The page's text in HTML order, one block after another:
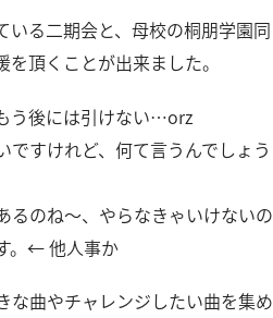
いる二期会と、母校の桐朋学園同
頂くことが出来ました。
う後には引けない…orz
ですけれど、何て言うんでしょう
るのね～、やらなきゃいけないの
。← 他人事か
曲やチャレンジしたい曲を集め